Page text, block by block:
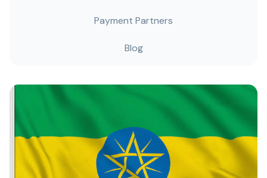
Payment Partners
Blog